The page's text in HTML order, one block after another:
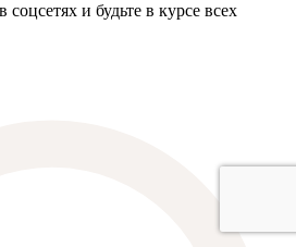
и будьте в курсе всех